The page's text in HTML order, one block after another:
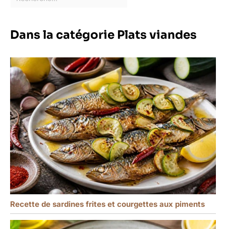
Dans la catégorie Plats viandes
Recette de sardines frites et courgettes aux piments